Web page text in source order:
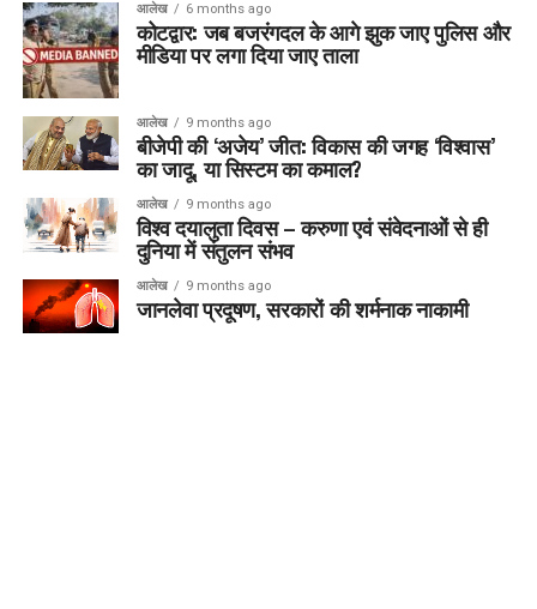
आलेख 6 months ago
कोटद्वार: जब बजरंगदल के आगे झुक जाए पुलिस और
मीडिया पर लगा दिया जाए ताला
आलेख 9 months ago
बीजेपी की ‘अजेय’ जीत: विकास की जगह ‘विश्वास’
का जादू, या सिस्टम का कमाल?
आलेख 9 months ago
विश्व दयालुता दिवस – करुणा एवं संवेदनाओं से ही
दुनिया में संतुलन संभव
आलेख 9 months ago
जानलेवा प्रदूषण, सरकारों की शर्मनाक नाकामी